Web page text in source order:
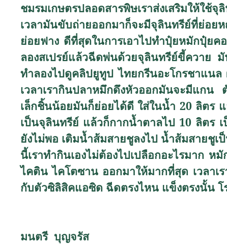
ชมรมเกษตรปลอดสารพิษเราส่งเสริมให้ใช้
เวลามันขับถ่ายออกมาก็จะมีจุลินทรีย์ที่ย่อ
ย่อยฟาง ดีที่สุดในการเอาไปทำปุ๋ยหมักปุ๋ย
ลองสเปรย์แล้วฉีดพ่นด้วยจุลินทรีย์ขี้ควาย มั
ทำลองไปดูคลิปยูทูป ไทยกรีนอะโกรชาแน
เวลาเรากินปลาหมึกดึงหัวออกมันจะมีแก
เล็กชิ้นน้อยมันก็ย่อยได้ดี ใส่ในน้ำ 20 ลิตร
เป็นจุลินทรีย์ แล้วก็กากน้ำตาลไป 10 ลิตร
ยังไม่พอ เติมน้ำส้มสายชูลงไป น้ำส้มสายชู
นี้เราทำกินเองไม่ต้องไปเปลือกอะไรมาก
ไคติน ไคโตซาน ออกมาให้มากที่สุด เวลาเ
กับตัวซิลิสิคแอซิด ฉีดตรงไหน แข็งตรงนั้น โ
มนตรี บุญจรัส